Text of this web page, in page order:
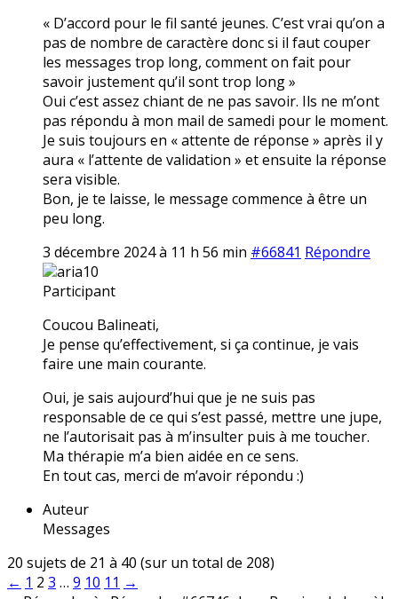
« D’accord pour le fil santé jeunes. C’est vrai qu’on a
pas de nombre de caractère donc si il faut couper
les messages trop long, comment on fait pour
savoir justement qu’il sont trop long »
Oui c’est assez chiant de ne pas savoir. Ils ne m’ont
pas répondu à mon mail de samedi pour le moment.
Je suis toujours en « attente de réponse » après il y
aura « l’attente de validation » et ensuite la réponse
sera visible.
Bon, je te laisse, le message commence à être un
peu long.
3 décembre 2024 à 11 h 56 min #66841 Répondre
aria10
Participant
Coucou Balineati,
Je pense qu’effectivement, si ça continue, je vais
faire une main courante.
Oui, je sais aujourd’hui que je ne suis pas
responsable de ce qui s’est passé, mettre une jupe,
ne l’autorisait pas à m’insulter puis à me toucher.
Ma thérapie m’a bien aidée en ce sens.
En tout cas, merci de m’avoir répondu :)
Auteur
Messages
20 sujets de 21 à 40 (sur un total de 208)
← 1 2 3 … 9 10 11 →